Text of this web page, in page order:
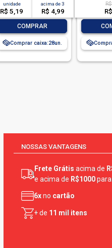
unidade
R$ 5,19
acima de3
R$ 4,99
COMPRAR
Comprar caixa:28
NOSSAS VANTAGENS
Frete Grátis acima de
e acima de R$1000para
6xno cartão
+ de 11 mil itens